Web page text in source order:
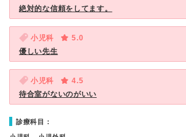
絶対的な信頼をしてます。
小児科
5.0
優しい先生
小児科
4.5
待合室がないのがいい
診療科目：